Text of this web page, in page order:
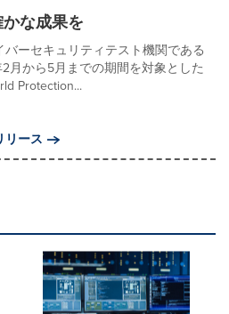
な成果を
ーセキュリティテスト機関である
月から5月までの期間を対象とした
Protection...
リース